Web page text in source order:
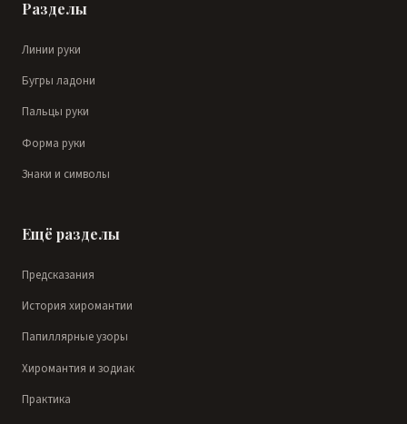
Разделы
Линии руки
Бугры ладони
Пальцы руки
Форма руки
Знаки и символы
Ещё разделы
Предсказания
История хиромантии
Папиллярные узоры
Хиромантия и зодиак
Практика